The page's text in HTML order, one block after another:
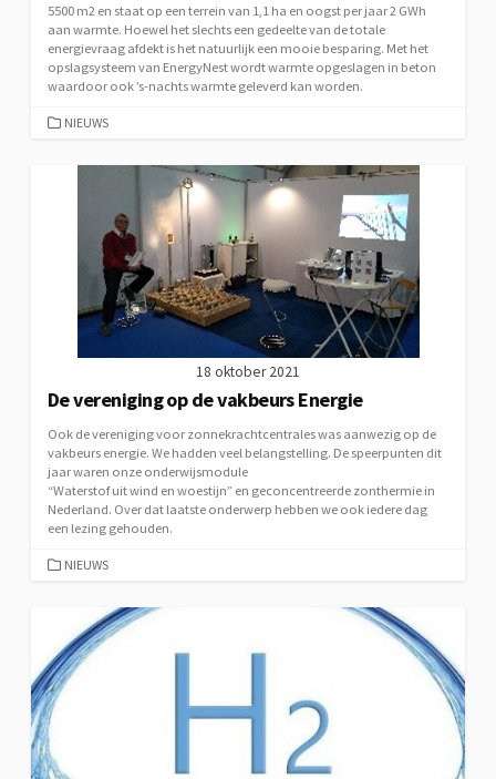
5500 m2 en staat op een terrein van 1,1 ha en oogst per jaar 2 GWh
aan warmte. Hoewel het slechts een gedeelte van de totale
energievraag afdekt is het natuurlijk een mooie besparing. Met het
opslagsysteem van EnergyNest wordt warmte opgeslagen in beton
waardoor ook ’s-nachts warmte geleverd kan worden.
CATEGORIEËN
NIEUWS
18 oktober 2021
De vereniging op de vakbeurs Energie
Ook de vereniging voor zonnekrachtcentrales was aanwezig op de
vakbeurs energie. We hadden veel belangstelling. De speerpunten dit
jaar waren onze onderwijsmodule
“Waterstof uit wind en woestijn” en geconcentreerde zonthermie in
Nederland. Over dat laatste onderwerp hebben we ook iedere dag
een lezing gehouden.
CATEGORIEËN
NIEUWS